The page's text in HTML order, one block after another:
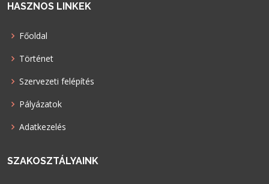
HASZNOS LINKEK
Főoldal
Történet
Szervezeti felépítés
Pályázatok
Adatkezelés
SZAKOSZTÁLYAINK